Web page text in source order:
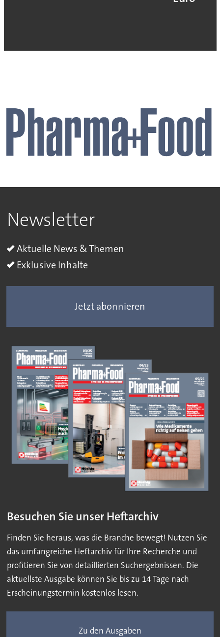
Newsletter
Aktuelle News & Themen
Exklusive Inhalte
Jetzt abonnieren
Besuchen Sie unser Heftarchiv
Finden Sie heraus, was die Branche bewegt! Nutzen Sie
das umfangreiche Heftarchiv für Ihre Recherche und
profitieren Sie von detaillierten Suchergebnissen. Die
aktuellste Ausgabe können Sie bis zu 14 Tage nach
Erscheinungstermin kostenlos lesen.
Zu den Ausgaben